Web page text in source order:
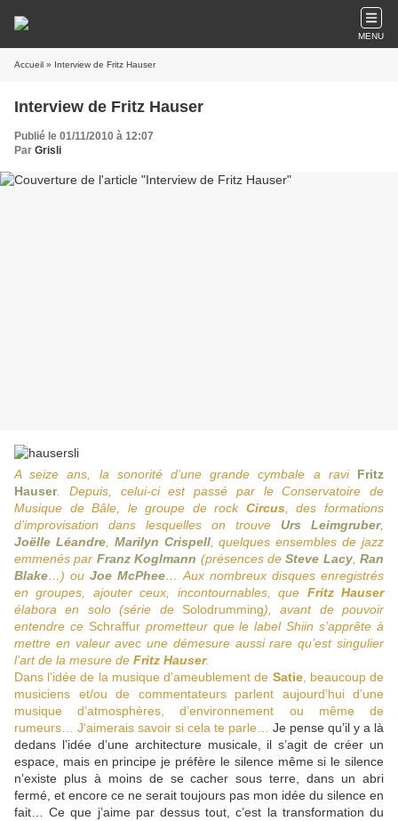
MENU
Accueil » Interview de Fritz Hauser
Interview de Fritz Hauser
Publié le 01/11/2010 à 12:07
Par Grisli
A seize ans, la sonorité d’une grande cymbale a ravi
Fritz
Hauser. Depuis, celui-ci est passé par le Conservatoire de
Musique de Bâle, le groupe de rock Circus, des formations
d’improvisation dans lesquelles on trouve Urs Leimgruber,
Joëlle Léandre, Marilyn Crispell, quelques ensembles de jazz
emmenés par Franz Koglmann (présences deSteve Lacy, Ran
Blake…) ouJoe McPhee… Aux nombreux disques enregistrés
en groupes, ajouter ceux, incontournables, que Fritz Hauser
élabora en solo (série deSolodrumming), avant de pouvoir
entendre ceSchraffur prometteur que le label Shiin s’apprête à
mettre en valeur avec une démesure aussi rare qu’est singulier
l’art de la mesure de Fritz Hauser.
Dans l’idée de la musique d’ameublement de Satie, beaucoup de
musiciens et/ou de commentateurs parlent aujourd’hui d’une
musique d’atmosphères, d’environnement ou même de
rumeurs… J‘aimerais savoir si cela te parle… Je pense qu’il y a là
dedans l’idée d’une architecture musicale, il s’agit de créer un
espace, mais en principe je préfère le silence même si le silence
n’existe plus à moins de se cacher sous terre, dans un abri
fermé, et encore ce ne serait toujours pas mon idée du silence en
fait… Ce que j’aime par dessus tout, c’est la transformation du